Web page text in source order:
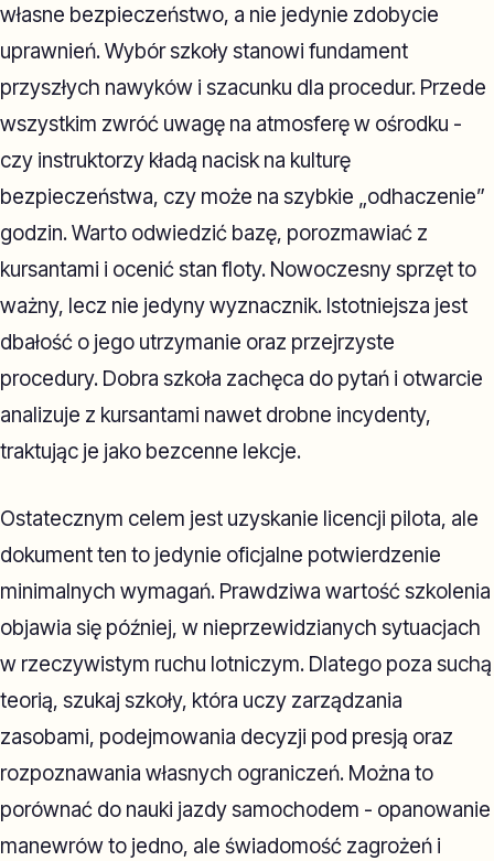
własne bezpieczeństwo, a nie jedynie zdobycie
uprawnień. Wybór szkoły stanowi fundament
przyszłych nawyków i szacunku dla procedur. Przede
wszystkim zwróć uwagę na atmosferę w ośrodku -
czy instruktorzy kładą nacisk na kulturę
bezpieczeństwa, czy może na szybkie „odhaczenie”
godzin. Warto odwiedzić bazę, porozmawiać z
kursantami i ocenić stan floty. Nowoczesny sprzęt to
ważny, lecz nie jedyny wyznacznik. Istotniejsza jest
dbałość o jego utrzymanie oraz przejrzyste
procedury. Dobra szkoła zachęca do pytań i otwarcie
analizuje z kursantami nawet drobne incydenty,
traktując je jako bezcenne lekcje.
Ostatecznym celem jest uzyskanie licencji pilota, ale
dokument ten to jedynie oficjalne potwierdzenie
minimalnych wymagań. Prawdziwa wartość szkolenia
objawia się później, w nieprzewidzianych sytuacjach
w rzeczywistym ruchu lotniczym. Dlatego poza suchą
teorią, szukaj szkoły, która uczy zarządzania
zasobami, podejmowania decyzji pod presją oraz
rozpoznawania własnych ograniczeń. Można to
porównać do nauki jazdy samochodem - opanowanie
manewrów to jedno, ale świadomość zagrożeń i